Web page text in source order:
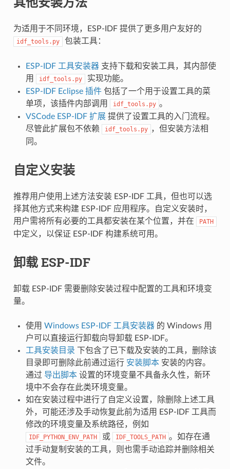
为适用于不同环境，ESP-IDF 提供了更多用户友好的
idf_tools.py 包装工具：
ESP-IDF 工具安装器支持下载和安装工具，其内部使
用
idf_tools.py
实现功能。
ESP-IDF Eclipse 插件包括了一个用于设置工具的菜
单项，该插件内部调用
idf_tools.py 。
VSCode ESP-IDF 扩展提供了设置工具的入门流程。
尽管此扩展包不依赖
idf_tools.py ，但安装方法相
同。
自定义安装
推荐用户使用上述方法安装 ESP-IDF 工具，但也可以选
择其他方式来构建 ESP-IDF 应用程序。自定义安装时，
用户需将所有必要的工具都安装在某个位置，并在
PATH
中定义，以保证 ESP-IDF 构建系统可用。
卸载 ESP-IDF
卸载 ESP-IDF 需要删除安装过程中配置的工具和环境变
量。
使用 Windows ESP-IDF 工具安装器的 Windows 用
户可以直接运行卸载向导卸载 ESP-IDF。
工具安装目录 下包含了已下载及安装的工具，删除该
目录即可删除此前通过运行 安装脚本安装的内容。
通过 导出脚本设置的环境变量不具备永久性，新环
境中不会存在此类环境变量。
如在安装过程中进行了自定义设置，除删除上述工具
外，可能还涉及手动恢复此前为适用 ESP-IDF 工具而
修改的环境变量及系统路径，例如
IDF_PYTHON_ENV_PATH 或 IDF_TOOLS_PATH 。如存在通
过手动复制安装的工具，则也需手动追踪并删除相关
文件。